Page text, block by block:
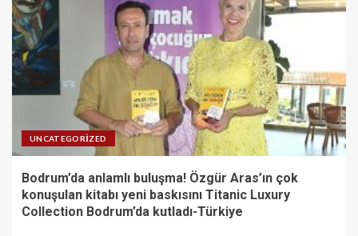
UNCATEGORIZED
Bodrum’da anlamlı buluşma! Özgür Aras’ın çok
konuşulan kitabı yeni baskısını Titanic Luxury
Collection Bodrum’da kutladı-Türkiye